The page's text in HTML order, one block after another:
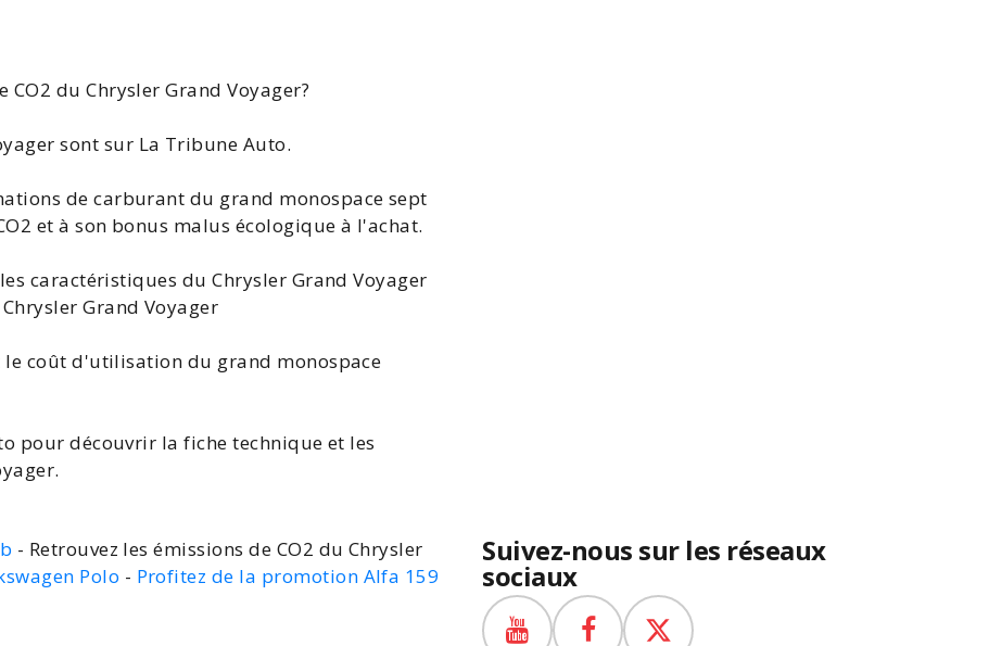
CO2 duChrysler GrandVoyager?
sont sur La Tribune Auto.
de carburant du grand monospace sept
et à son bonus malus écologique à l'achat.
caractéristiques duChrysler Grand Voyager
Grand Voyager
le coût d'utilisation du grand monospace
pour découvrir la fiche technique et les
.
- Retrouvez les émissions de CO2 du Chrysler
Polo - Profitez de la promotion Alfa 159
Suivez-nous sur les réseaux
sociaux